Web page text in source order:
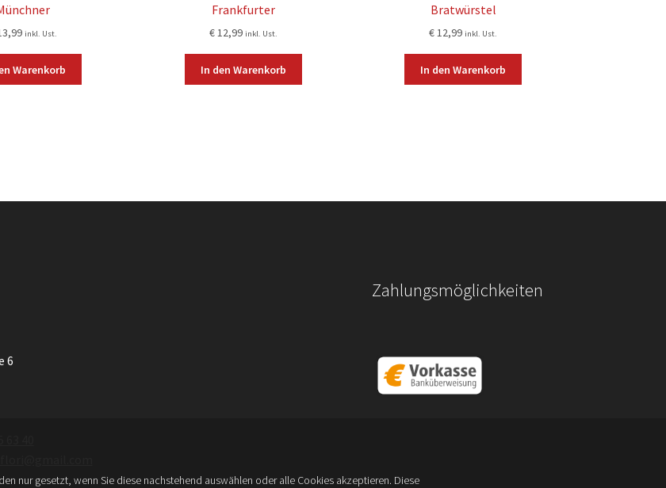
inkl. Ust.
Warenkorb
Frankfurter
€12,99 inkl. Ust.
In den Warenkorb
Bratwürstel
€12,99 inkl. Ust.
In den Warenkorb
6
Zahlungsmöglichkeiten
nur gesetzt, wenn Sie diese nachstehend auswählen oder alle Cookies akzeptieren. Diese